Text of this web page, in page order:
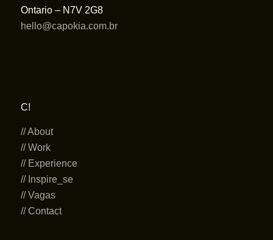
Ontario – N7V 2G8
hello@capokia.com.br
C!
// About
// Work
// Experience
// Inspire_se
// Vagas
// Contact